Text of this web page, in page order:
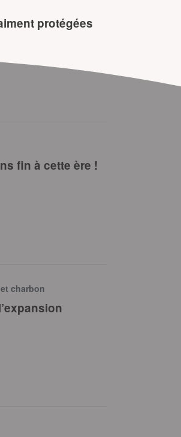
protégées
fin à cette ère !
charbon